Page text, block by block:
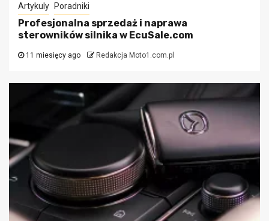
Artykuly Poradniki
Profesjonalna sprzedaż i naprawa
sterowników silnika w EcuSale.com
11 miesięcy ago Redakcja Moto1.com.pl